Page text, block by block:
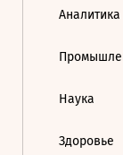
Аналитика
Наука
Здоровье